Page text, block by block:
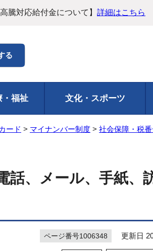
騰対応給付金について】 詳細はこちら
・福祉 文化・スポーツ
ード > マイナンバー制度 > 社会保障・税
話、メール、手紙、
ページ番号1006348 更新日